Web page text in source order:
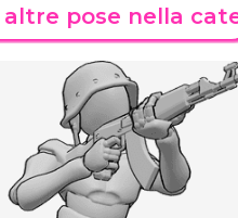
altre pose nella